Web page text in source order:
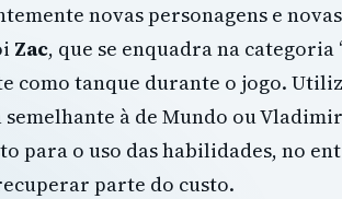
novas personagens e
Zac, que se enquadra na categoria
como tanque durante o jogo.
semelhante à de Mundo ou
para o uso das habilidades, no
parte do custo.